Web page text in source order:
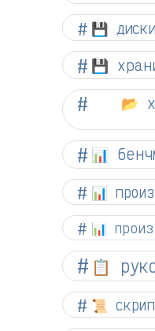
💾 диски
💾
📂
📊
📊
📊
📋
📜